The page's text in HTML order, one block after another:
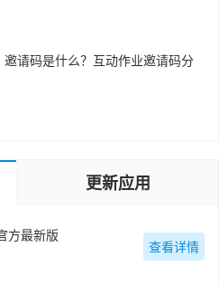
邀请码是什么？互动作业邀请码分
更新应用
方最新版
查看详情